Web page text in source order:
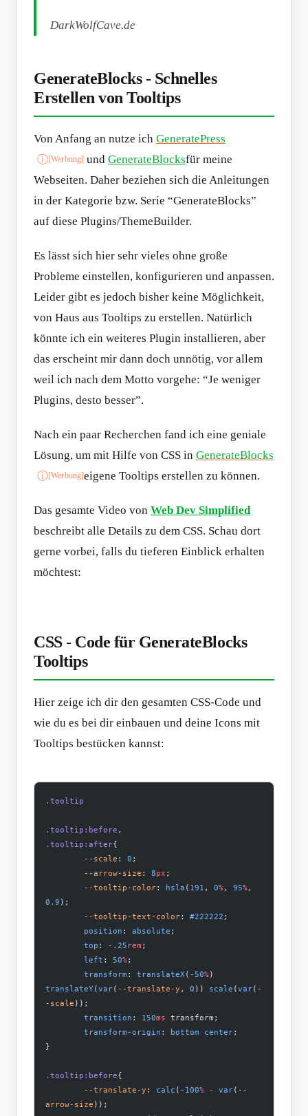
DarkWolfCave.de
GenerateBlocks - Schnelles
Erstellen von Tooltips
Von Anfang an nutze ich GeneratePress
ⓘ[Werbung] undGenerateBlocksfür meine
Webseiten. Daher beziehen sich die Anleitungen
in der Kategorie bzw. Serie “GenerateBlocks”
auf diese Plugins/ThemeBuilder.
Es lässt sich hier sehr vieles ohne große
Probleme einstellen, konfigurieren und anpassen.
Leider gibt es jedoch bisher keine Möglichkeit,
von Haus aus Tooltips zu erstellen. Natürlich
könnte ich ein weiteres Plugin installieren, aber
das erscheint mir dann doch unnötig, vor allem
weil ich nach dem Motto vorgehe: “Je weniger
Plugins, desto besser”.
Nach ein paar Recherchen fand ich eine geniale
Lösung, um mit Hilfe von CSS in GenerateBlocks
ⓘ[Werbung]eigene Tooltips erstellen zu können.
Das gesamte Video von Web Dev Simplified
beschreibt alle Details zu dem CSS. Schau dort
gerne vorbei, falls du tieferen Einblick erhalten
möchtest:
Beim Laden werden Daten an YouTube übertragen.
Mehr Informationen
CSS - Code für GenerateBlocks
Tooltips
Hier zeige ich dir den gesamten CSS-Code und
wie du es bei dir einbauen und deine Icons mit
Tooltips bestücken kannst:
.tooltip
.tooltip:before ,
.tooltip:after{
	--scale
: 0 ;
	--arrow-size
: 8px ;
	--tooltip-color
: hsla ( 191 , 0%, 95%
0.9 );
        --tooltip-text-color
: #222222 ;
	position
: absolute ;
	top
: -.25 rem ;
	left
: 50%;
	transform
: translateX ( -50%
translateY(var( --translate-y , 0 )) scale (var( -
-scale ));
	transition
: 150ms transform;
	transform-origin
: bottom center;
}
.tooltip:before{
	--translate-y
: calc ( -100% - var( --
arrow-size ));